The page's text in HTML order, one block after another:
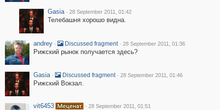
Gasia · 28 September 2011, 01:42
Телебашня хорошо видна.
andrey · Discussed fragment · 28 September 2011, 01:36
Рижский рынок получается здесь?
Gasia · Discussed fragment · 28 September 2011, 01:46
Рижский Вокзал.
vit6453 · 28 September 2011, 01:51